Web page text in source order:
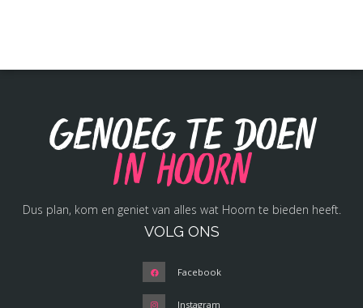
Genoeg te doen
in Hoorn
Dus plan, kom en geniet van alles wat Hoorn te bieden heeft.
VOLG ONS
Facebook
Instagram